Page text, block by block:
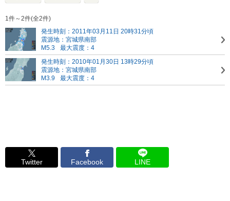
1件～2件(全2件)
発生時刻：2011年03月11日 20時31分頃
震源地：宮城県南部
M5.3
最大震度：4
発生時刻：2010年01月30日 13時29分頃
震源地：宮城県南部
M3.9
最大震度：4
Twitter Facebook LINE